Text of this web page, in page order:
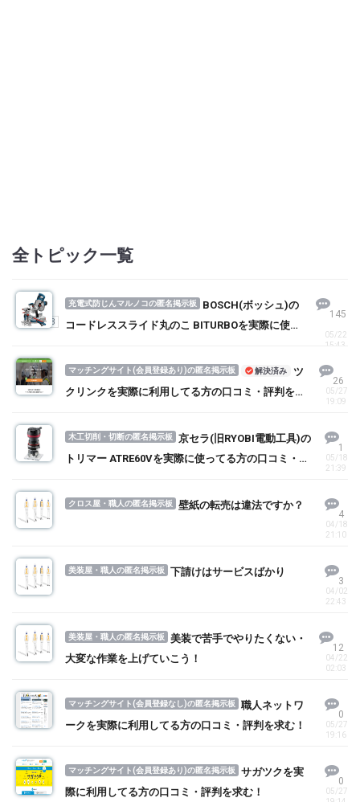
全トピック一覧
充電式防じんマルノコの匿名掲示板
BOSCH(ボッシュ)の
コードレススライド丸のこ BITURBOを実際に使っ
1 2 3
145
05/22
15:43
マッチングサイト(会員登録あり)の匿名掲示板 解決済み
ツ
クリンクを実際に利用してる方の口コミ・評判を求
26
05/27
19:09
木工切削・切断の匿名掲示板
京セラ(旧RYOBI電動工具)の
トリマー ATRE60Vを実際に使ってる方の口コミ・評
1
05/18
21:39
クロス屋・職人の匿名掲示板 壁紙の転売は違法ですか？
4
04/18
21:10
美装屋・職人の匿名掲示板 下請けはサービスばかり
3
04/02
22:43
美装屋・職人の匿名掲示板
美装で苦手でやりたくない・
大変な作業を上げていこう！
12
04/22
02:03
マッチングサイト(会員登録なし)の匿名掲示板
職人ネットワ
ークを実際に利用してる方の口コミ・評判を求む！
0
05/27
19:16
マッチングサイト(会員登録あり)の匿名掲示板
サガツクを実
際に利用してる方の口コミ・評判を求む！
0
05/27